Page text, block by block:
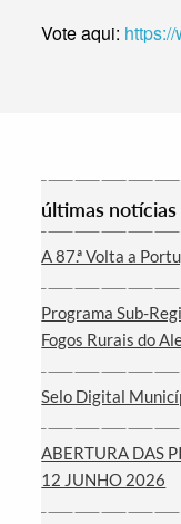
Categorias
Filtros
Vote aqui:
últimas notícias
A 87.ª Volta a
Programa Sub-
Fogos Rurais do
Selo Digital
ABERTURA DAS
12 JUNHO 2026